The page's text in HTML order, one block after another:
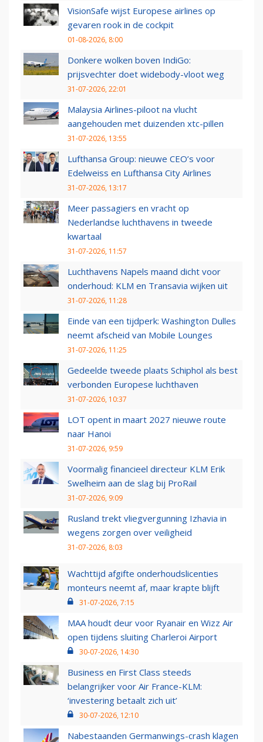
VisionSafe wijst Europese airlines op
gevaren rook in de cockpit
01-08-2026, 8:00
Donkere wolken boven IndiGo:
prijsvechter doet widebody-vloot weg
31-07-2026, 22:01
Malaysia Airlines-piloot na vlucht
aangehouden met duizenden xtc-pillen
31-07-2026, 13:55
Lufthansa Group: nieuwe CEO’s voor
Edelweiss en Lufthansa City Airlines
31-07-2026, 13:17
Meer passagiers en vracht op
Nederlandse luchthavens in tweede
kwartaal
31-07-2026, 11:57
Luchthavens Napels maand dicht voor
onderhoud: KLM en Transavia wijken uit
31-07-2026, 11:28
Einde van een tijdperk: Washington Dulles
neemt afscheid van Mobile Lounges
31-07-2026, 11:25
Gedeelde tweede plaats Schiphol als best
verbonden Europese luchthaven
31-07-2026, 10:37
LOT opent in maart 2027 nieuwe route
naar Hanoi
31-07-2026, 9:59
Voormalig financieel directeur KLM Erik
Swelheim aan de slag bij ProRail
31-07-2026, 9:09
Rusland trekt vliegvergunning Izhavia in
wegens zorgen over veiligheid
31-07-2026, 8:03
Wachttijd afgifte onderhoudslicenties
monteurs neemt af, maar krapte blijft
31-07-2026, 7:15
MAA houdt deur voor Ryanair en Wizz Air
open tijdens sluiting Charleroi Airport
30-07-2026, 14:30
Business en First Class steeds
belangrijker voor Air France-KLM:
‘investering betaalt zich uit’
30-07-2026, 12:10
Nabestaanden Germanwings-crash klagen